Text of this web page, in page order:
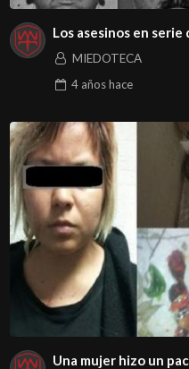
Los asesinos en
MIEDOTECA
4 añoshace
Una mujer hizo un